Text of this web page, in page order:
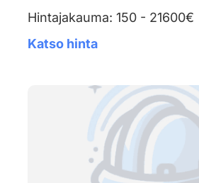
Hintajakauma: 150 - 21600€
Katso hinta